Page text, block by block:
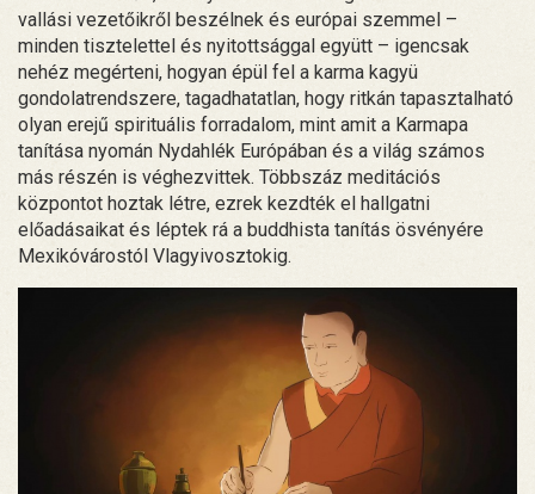
vallási vezetőikről beszélnek és európai szemmel –
minden tisztelettel és nyitottsággal együtt – igencsak
nehéz megérteni, hogyan épül fel a karma kagyü
gondolatrendszere, tagadhatatlan, hogy ritkán tapasztalható
olyan erejű spirituális forradalom, mint amit a Karmapa
tanítása nyomán Nydahlék Európában és a világ számos
más részén is véghezvittek. Többszáz meditációs
központot hoztak létre, ezrek kezdték el hallgatni
előadásaikat és léptek rá a buddhista tanítás ösvényére
Mexikóvárostól Vlagyivosztokig.